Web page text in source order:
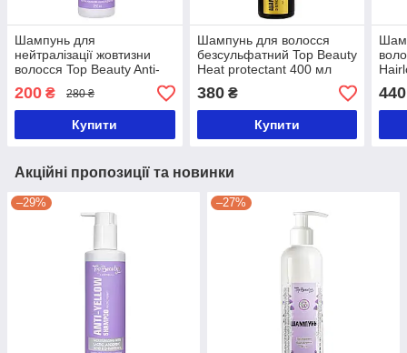
Шампунь для
нейтралізації жовтизни
волосся Top Beauty Anti-
Yellow Shampoo
фіолетовий 250 мл
200 ₴ 280 ₴
Купити
Шампунь для волосся
безсульфатний Top Beauty
Heat protectant 400 мл
380₴
Купити
мл
440
Акційні пропозиції та новинки
–29% –27%